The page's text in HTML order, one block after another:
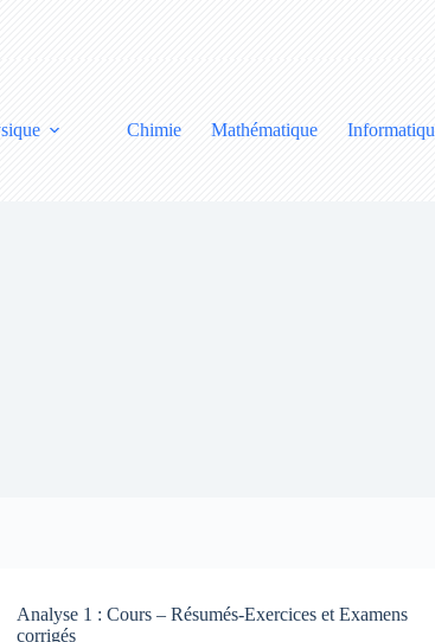
Chimie Mathématique
Analyse 1 : Cours – Résumés-Exercices et Examens
corrigés